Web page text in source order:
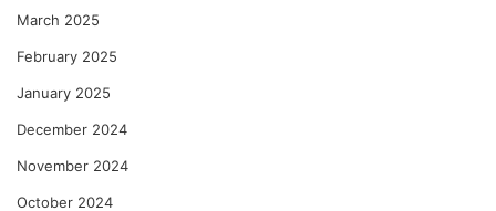
March 2025
February 2025
January 2025
December 2024
November 2024
October 2024